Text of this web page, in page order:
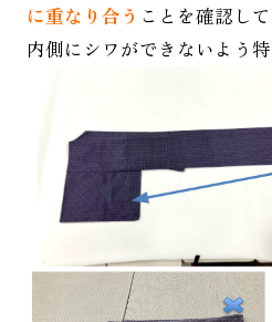
に重なり合う ことを確認し
内側にシワができないよう